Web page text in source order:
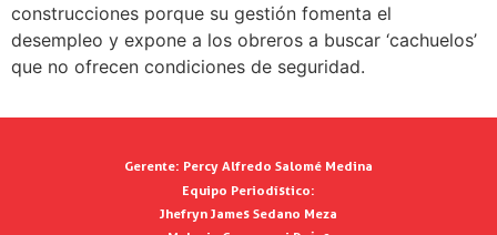
construcciones porque su gestión fomenta el
desempleo y expone a los obreros a buscar ‘cachuelos’
que no ofrecen condiciones de seguridad.
Gerente: Percy Alfredo Salomé Medina
Equipo Periodístico:
Jhefryn James Sedano Meza